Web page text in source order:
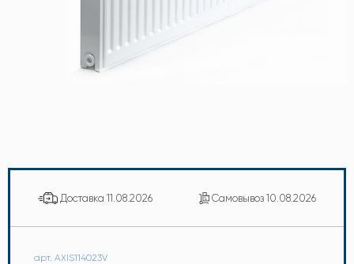
Доставка 11.08.2026 Самовывоз 10.08.2026
арт. AXIS114023V